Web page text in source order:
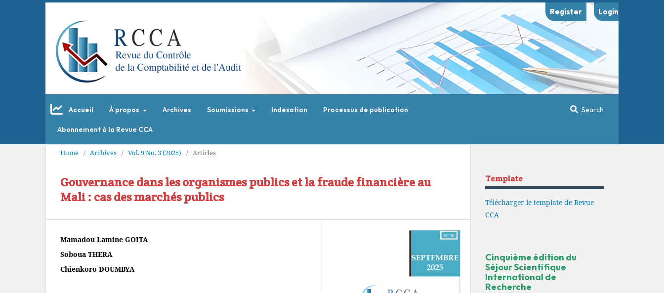
Accueil À propos Archives Soumissions Indexation Processus de publication
Abonnement à la Revue CCA
Search
Register Login
Home / Archives / Vol. 9 No. 3 (2025) / Articles
Gouvernance dans les organismes publics et la fraude financière au
Mali : cas des marchés publics
Mamadou Lamine GOITA
Soboua THERA
Chienkoro DOUMBYA
Template
Télécharger le template de Revue
CCA
Cinquième édition du
Séjour Scientifique
International de
Recherche